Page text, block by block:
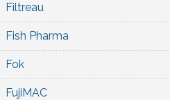
Filtreau
Fish Pharma
Fok
FujiMAC